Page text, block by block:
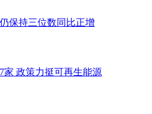
保持三位数同比正增
家 政策力挺可再生能源